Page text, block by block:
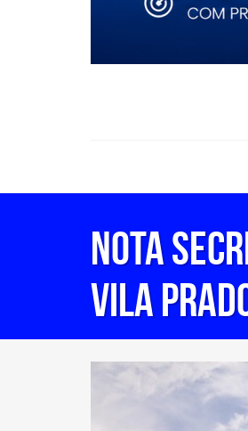
NOTA
Vila